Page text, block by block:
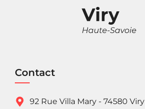
Contact
92 Rue Villa Mary - 74580 Viry